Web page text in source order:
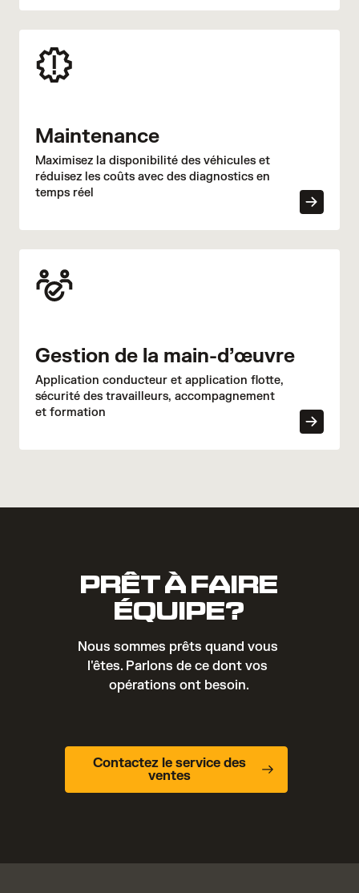
Maintenance
Maximisez la disponibilité des véhicules et
réduisez les coûts avec des diagnostics en
temps réel
Gestion de la main-d’œuvre
Application conducteur et application flotte,
sécurité des travailleurs, accompagnement
et formation
PRÊT À FAIRE
ÉQUIPE?
Nous sommes prêts quand vous
l'êtes. Parlons de ce dont vos
opérations ont besoin.
Contactez le service des
ventes